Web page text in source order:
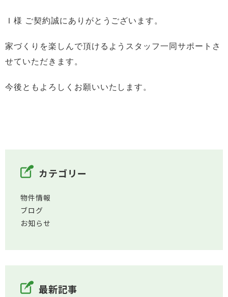
Ｉ 様 ご契約誠にありがとうございます。
家づくりを楽しんで頂けるようスタッフ一同サポートさ
せていただきます。
今後ともよろしくお願いいたします。
カテゴリー
物件情報
ブログ
お知らせ
最新記事